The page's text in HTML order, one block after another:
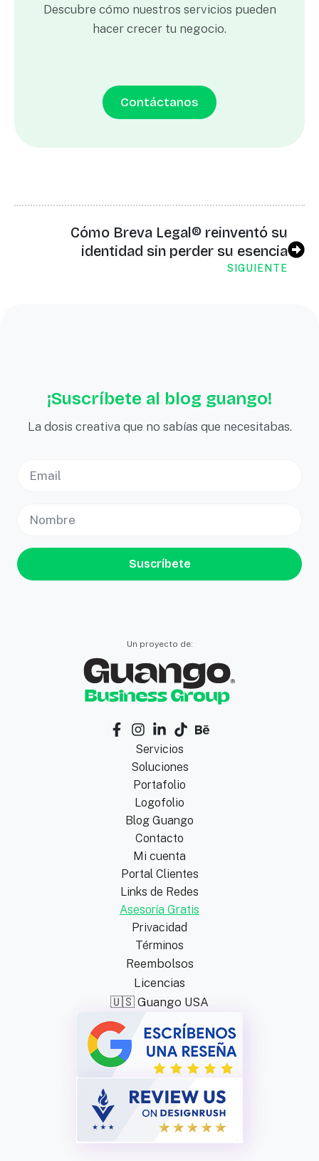
Descubre cómo nuestros servicios pueden
hacer crecer tu negocio.
Contáctanos
Cómo Breva Legal® reinventó su
identidad sin perder su esencia
SIGUIENTE
¡Suscríbete al blog guango!
La dosis creativa que no sabías que necesitabas.
Suscríbete
Un proyecto de:
Servicios
Soluciones
Portafolio
Logofolio
Blog Guango
Contacto
Mi cuenta
Portal Clientes
Links de Redes
Asesoría Gratis
Privacidad
Términos
Reembolsos
Licencias
🇺🇸 Guango USA